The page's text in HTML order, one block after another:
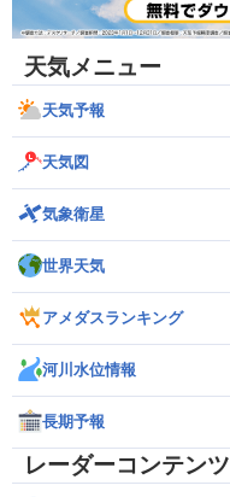
天気メニュー
天気予報
天気図
気象衛星
世界天気
アメダスランキング
河川水位情報
長期予報
レーダーコンテンツ